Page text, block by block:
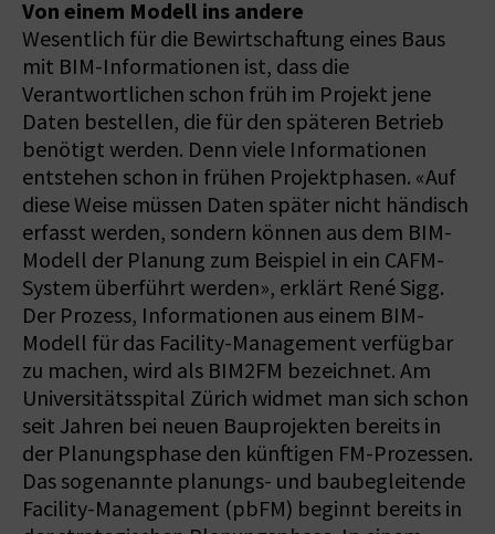
Von einem Modell ins andere
Wesentlich für die Bewirtschaftung eines Baus
mit BIM-Informationen ist, dass die
Verantwortlichen schon früh im Projekt jene
Daten bestellen, die für den späteren Betrieb
benötigt werden. Denn viele Informationen
entstehen schon in frühen Projektphasen. «Auf
diese Weise müssen Daten später nicht händisch
erfasst werden, sondern können aus dem BIM-
Modell der Planung zum Beispiel in ein CAFM-
System überführt werden», erklärt René Sigg.
Der Prozess, Informationen aus einem BIM-
Modell für das Facility-Management verfügbar
zu machen, wird als BIM2FM bezeichnet. Am
Universitätsspital Zürich widmet man sich schon
seit Jahren bei neuen Bauprojekten bereits in
der Planungsphase den künftigen FM-Prozessen.
Das sogenannte planungs- und baubegleitende
Facility-Management (pbFM) beginnt bereits in